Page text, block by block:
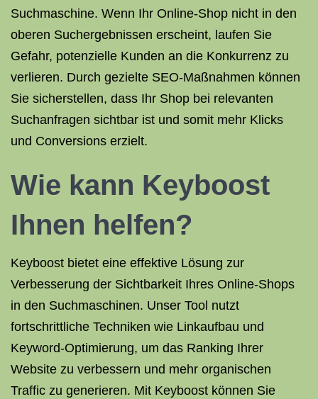
Suchmaschine. Wenn Ihr Online-Shop nicht in den
oberen Suchergebnissen erscheint, laufen Sie
Gefahr, potenzielle Kunden an die Konkurrenz zu
verlieren. Durch gezielte SEO-Maßnahmen können
Sie sicherstellen, dass Ihr Shop bei relevanten
Suchanfragen sichtbar ist und somit mehr Klicks
und Conversions erzielt.
Wie kann Keyboost
Ihnen helfen?
Keyboost bietet eine effektive Lösung zur
Verbesserung der Sichtbarkeit Ihres Online-Shops
in den Suchmaschinen. Unser Tool nutzt
fortschrittliche Techniken wie Linkaufbau und
Keyword-Optimierung, um das Ranking Ihrer
Website zu verbessern und mehr organischen
Traffic zu generieren. Mit Keyboost können Sie